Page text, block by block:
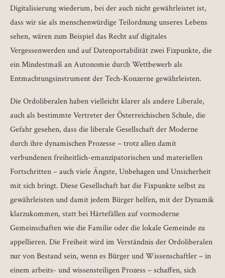
Digitalisierung wiederum, bei der auch nicht gewährleistet ist,
dass wir sie als menschenwürdige Teilordnung unseres Lebens
sehen, wären zum Beispiel das Recht auf digitales
Vergessenwerden und auf Datenportabilität zwei Fixpunkte, die
ein Mindestmaß an Autonomie durch Wettbewerb als
Entmachtungsinstrument der Tech-Konzerne gewährleisten.
Die Ordoliberalen haben vielleicht klarer als andere Liberale,
auch als bestimmte Vertreter der Österreichischen Schule, die
Gefahr gesehen, dass die liberale Gesellschaft der Moderne
durch ihre dynamischen Prozesse – trotz allen damit
verbundenen freiheitlich-emanzipatorischen und materiellen
Fortschritten – auch viele Ängste, Unbehagen und Unsicherheit
mit sich bringt. Diese Gesellschaft hat die Fixpunkte selbst zu
gewährleisten und damit jedem Bürger helfen, mit der Dynamik
klarzukommen, statt bei Härtefällen auf vormoderne
Gemeinschaften wie die Familie oder die lokale Gemeinde zu
appellieren. Die Freiheit wird im Verständnis der Ordoliberalen
nur von Bestand sein, wenn es Bürger und Wissenschaftler – in
einem arbeits- und wissensteiligen Prozess – schaffen, sich